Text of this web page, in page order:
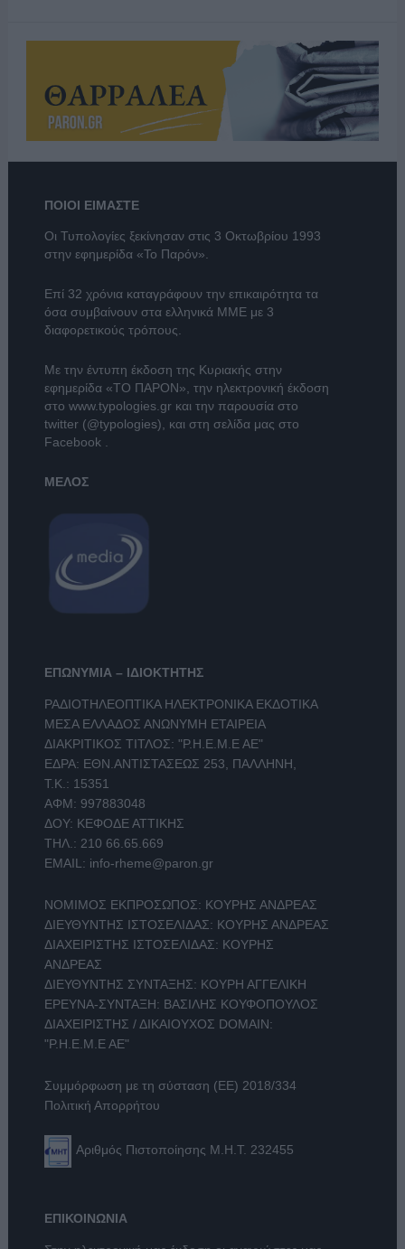
ΠΟΙΟΙ ΕΙΜΑΣΤΕ
Οι Τυπολογίες ξεκίνησαν στις 3 Οκτωβρίου 1993
στην εφημερίδα «Το Παρόν».
Επί 32 χρόνια καταγράφουν την επικαιρότητα τα
όσα συμβαίνουν στα ελληνικά ΜΜΕ με 3
διαφορετικούς τρόπους.
Με την έντυπη έκδοση της Κυριακής στην
εφημερίδα «ΤΟ ΠΑΡΟΝ» , την ηλεκτρονική έκδοση
στο www.typologies.grκαι την παρουσία στο
twitter (@typologies) , και στη σελίδα μας στο
Facebook
ΜΕΛΟΣ
ΕΠΩΝΥΜΙΑ – ΙΔΙΟΚΤΗΤΗΣ
ΡΑΔΙΟΤΗΛΕΟΠΤΙΚΑ ΗΛΕΚΤΡΟΝΙΚΑ ΕΚΔΟΤΙΚΑ
ΜΕΣΑ ΕΛΛΑΔΟΣ ΑΝΩΝΥΜΗ ΕΤΑΙΡΕΙΑ
ΔΙΑΚΡΙΤΙΚΟΣ ΤΙΤΛΟΣ: "Ρ.Η.Ε.Μ.Ε ΑΕ"
ΕΔΡΑ: ΕΘΝ.ΑΝΤΙΣΤΑΣΕΩΣ 253, ΠΑΛΛΗΝΗ,
Τ.Κ.: 15351
ΑΦΜ: 997883048
ΔΟΥ: ΚΕΦΟΔΕ ΑΤΤΙΚΗΣ
ΤΗΛ.: 210 66.65.669
EMAIL: info-rheme@paron.gr
ΝΟΜΙΜΟΣ ΕΚΠΡΟΣΩΠΟΣ: ΚΟΥΡΗΣ ΑΝΔΡΕΑΣ
ΔΙΕΥΘΥΝΤΗΣ ΙΣΤΟΣΕΛΙΔΑΣ: ΚΟΥΡΗΣ ΑΝΔΡΕΑΣ
ΔΙΑΧΕΙΡΙΣΤΗΣ ΙΣΤΟΣΕΛΙΔΑΣ: ΚΟΥΡΗΣ
ΑΝΔΡΕΑΣ
ΔΙΕΥΘΥΝΤΗΣ ΣΥΝΤΑΞΗΣ: ΚΟΥΡΗ ΑΓΓΕΛΙΚΗ
ΕΡΕΥΝΑ-ΣΥΝΤΑΞΗ: ΒΑΣΙΛΗΣ ΚΟΥΦΟΠΟΥΛΟΣ
ΔΙΑΧΕΙΡΙΣΤΗΣ / ΔΙΚΑΙΟΥΧΟΣ DOMAIN:
"Ρ.Η.Ε.Μ.Ε ΑΕ"
Συμμόρφωση με τη σύσταση (ΕΕ) 2018/334
Πολιτική Απορρήτου
Αριθμός Πιστοποίησης Μ.Η.Τ. 232455
ΕΠΙΚΟΙΝΩΝΙΑ